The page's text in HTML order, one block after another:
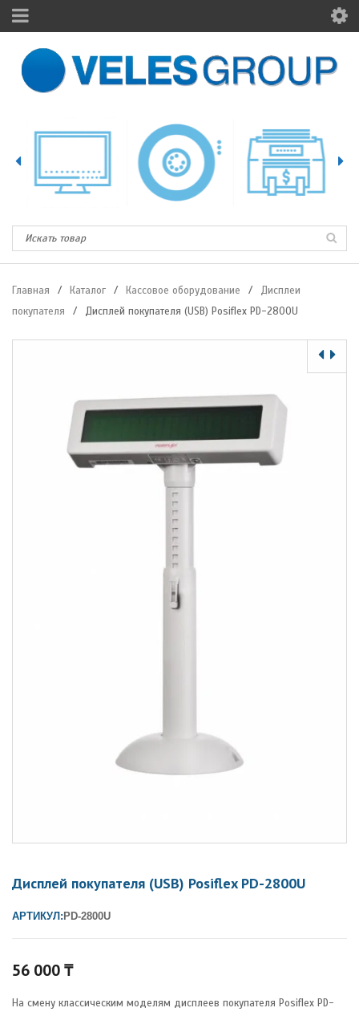
Главная / Каталог / Кассовое оборудование /
Дисплеи
покупателя
/ Дисплей покупателя (USB) Posiflex PD-2800U
Дисплей покупателя (USB) Posiflex PD-2800U
АРТИКУЛ: PD-2800U
56 000₸
На смену классическим моделям дисплеев покупателя Posiflex PD-